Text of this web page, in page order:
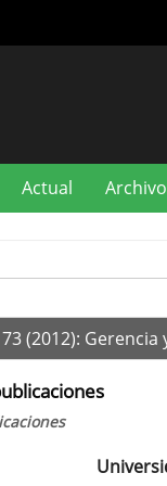
Actual
(2012): Gerencia